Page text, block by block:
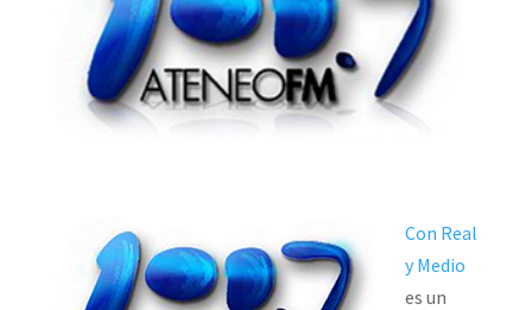
Con Real
y Medio
es un